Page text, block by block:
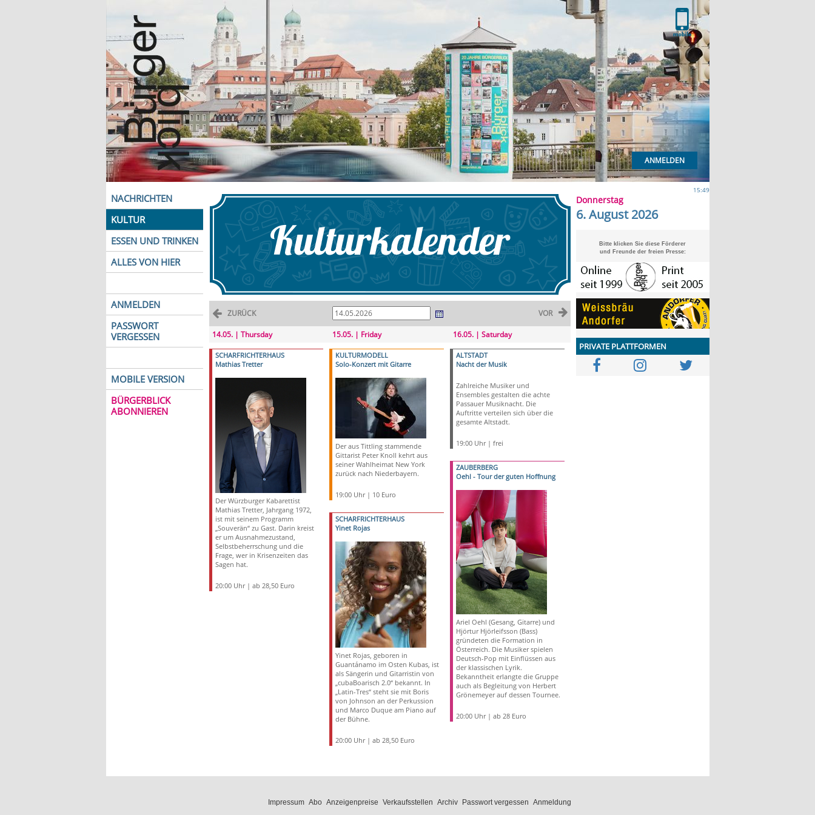
ANMELDEN
NACHRICHTEN
KULTUR
ESSEN UND TRINKEN
ALLES VON HIER
ANMELDEN
PASSWORT
VERGESSEN
MOBILE VERSION
BÜRGERBLICK
ABONNIEREN
ZURÜCK VOR
14.05. | Thursday
SCHARFRICHTERHAUS
Mathias Tretter
Der Würzburger Kabarettist
Mathias Tretter, Jahrgang 1972,
ist mit seinem Programm
„Souverän“ zu Gast. Darin kreist
er um Ausnahmezustand,
Selbstbeherrschung und die
Frage, wer in Krisenzeiten das
Sagen hat.
20:00 Uhr | ab 28,50 Euro
15.05. | Friday
KULTURMODELL
Solo-Konzert mit Gitarre
Der aus Tittling stammende
Gittarist Peter Knoll kehrt aus
seiner Wahlheimat New York
zurück nach Niederbayern.
19:00 Uhr | 10 Euro
SCHARFRICHTERHAUS
Yinet Rojas
Yinet Rojas, geboren in
Guantánamo im Osten Kubas, ist
als Sängerin und Gitarristin von
„cubaBoarisch 2.0“ bekannt. In
„Latin-Tres“ steht sie mit Boris
von Johnson an der Perkussion
und Marco Duque am Piano auf
der Bühne.
20:00 Uhr | ab 28,50 Euro
16.05. | Saturday
ALTSTADT
Nacht der Musik
Zahlreiche Musiker und
Ensembles gestalten die achte
Passauer Musiknacht. Die
Auftritte verteilen sich über die
gesamte Altstadt.
19:00 Uhr | frei
ZAUBERBERG
Oehl - Tour der guten Hoffnung
Ariel Oehl (Gesang, Gitarre) und
Hjörtur Hjörleifsson (Bass)
gründeten die Formation in
Österreich. Die Musiker spielen
Deutsch-Pop mit Einflüssen aus
der klassischen Lyrik.
Bekanntheit erlangte die Gruppe
auch als Begleitung von Herbert
Grönemeyer auf dessen Tournee.
20:00 Uhr | ab 28 Euro
15:49
Donnerstag
6. August 2026
Bitte klicken Sie diese Förderer
und Freunde der freien Presse:
PRIVATE PLATTFORMEN
Impressum Abo Anzeigenpreise Verkaufsstellen Archiv Passwort vergessen Anmeldung